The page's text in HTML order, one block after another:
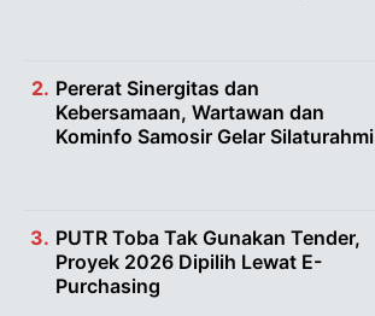
Pererat Sinergitas dan
Kebersamaan, Wartawan dan
Kominfo Samosir Gelar Silaturahmi
PUTR Toba Tak Gunakan Tender,
Proyek 2026 Dipilih Lewat E-
Purchasing